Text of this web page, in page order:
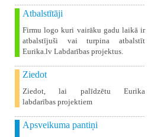
Atbalstītāji
Firmu logo kuri vairāku gadu laikā ir
atbalstījuši vai turpina atbalstīt
Eurika.lv Labdarības projektus.
Ziedot
Ziedot, lai palīdzētu Eurika
labdarības projektiem
Apsveikuma pantiņi